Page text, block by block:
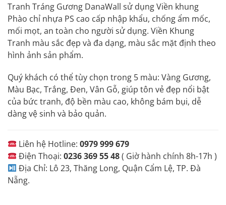
Tranh Tráng Gương DanaWall sử dụng Viền khung
Phào chỉ nhựa PS cao cấp nhập khẩu, chống ẩm mốc,
mối mọt, an toàn cho người sử dụng. Viền Khung
Tranh màu sắc đẹp và đa dạng, màu sắc mặt định theo
hình ảnh sản phẩm.
Quý khách có thể tùy chọn trong 5 màu: Vàng Gương,
Màu Bạc, Trắng, Đen, Vân Gỗ, giúp tôn vẻ đẹp nổi bật
của bức tranh, độ bền màu cao, không bám bụi, dễ
dàng vệ sinh và bảo quản.
Liên hệ Hotline: 0979 999 679
Điện Thoại: 0236 369 55 48( Giờ hành chính 8h-17h )
Địa Chỉ: Lô 23, Thăng Long, Quận Cẩm Lệ, TP. Đà
Nẵng.